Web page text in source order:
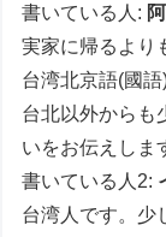
書いている人:
実家に帰るより
台湾北京語(國語
台北以外からも
いをお伝えしま
書いている人2:
台湾人です。少